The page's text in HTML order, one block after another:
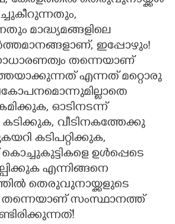
മാദ്ധ്യമങ്ങളിലെ
ഇപ്പോഴും!
തന്നെയാണ്
എന്നത് മറ്റൊരു
ഓടിനടന്ന്
വീടിനകത്തേക്കു
കടിപറ്റിക്കുക,​
ഉൾപ്പെടെ
എന്നിങ്ങനെ
തെരുവുനായ്ക്കളുടെ
തന്നെയാണ് സംസ്ഥാനത്ത്